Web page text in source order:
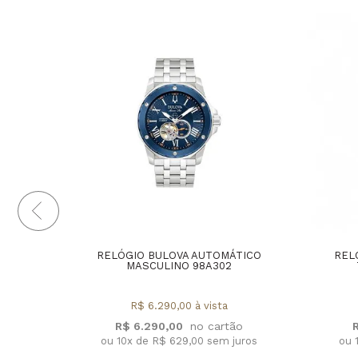
RELÓGIO BULOVA AUTOMÁTICO
MASCULINO 98A302
R$ 6.290,00
R$ 6.290,00 à vista
ou 10x de R$ 629,00 sem juros ou